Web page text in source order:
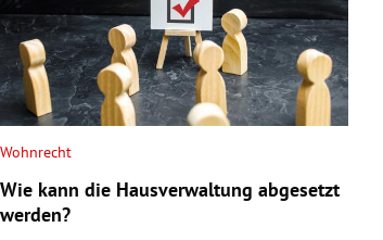
Wohnrecht
Wie kann die Hausverwaltung abgesetzt
werden?